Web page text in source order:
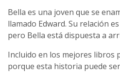
Bella es una joven que se
llamado Edward. Su relación
pero Bella está dispuesta a
Incluido en los mejores libros
porque esta historia puede